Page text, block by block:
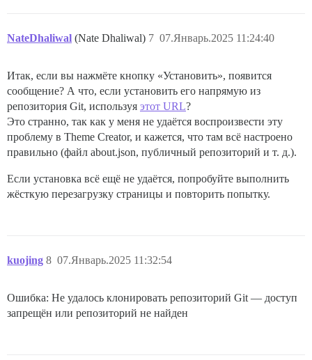
NateDhaliwal (Nate Dhaliwal) 07.Январь.2025 11:24:40
7
Итак, если вы нажмёте кнопку «Установить», появится
сообщение? А что, если установить его напрямую из
репозитория Git, используя этот URL?
Это странно, так как у меня не удаётся воспроизвести эту
проблему в Theme Creator, и кажется, что там всё настроено
правильно (файл about.json, публичный репозиторий и т. д.).
Если установка всё ещё не удаётся, попробуйте выполнить
жёсткую перезагрузку страницы и повторить попытку.
kuojing 07.Январь.2025 11:32:54
8
Ошибка: Не удалось клонировать репозиторий Git — доступ
запрещён или репозиторий не найден